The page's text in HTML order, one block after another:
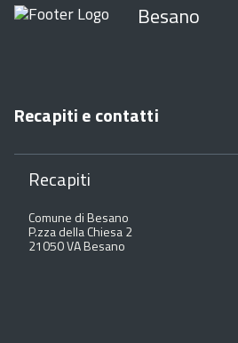
Besano
Recapiti e contatti
Recapiti
Comune di Besano
P.zza della Chiesa 2
21050 VA Besano